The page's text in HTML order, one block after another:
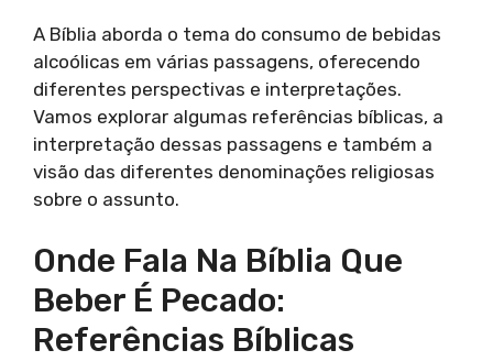
A Bíblia aborda o tema do consumo de bebidas
alcoólicas em várias passagens, oferecendo
diferentes perspectivas e interpretações.
Vamos explorar algumas referências bíblicas, a
interpretação dessas passagens e também a
visão das diferentes denominações religiosas
sobre o assunto.
Onde Fala Na Bíblia Que
Beber É Pecado:
Referências Bíblicas